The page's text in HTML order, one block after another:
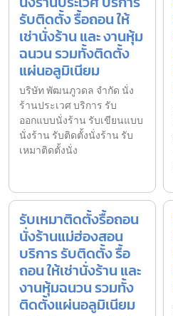
รับติดตั้ง รื้อถอน ให้
เช่านั่งร้าน และ งานหุ้ม
ฉนวน รวมทั้งติดตั้ง
แผ่นอลูมิเนียม
บริษัท พัฒนภูวดล จำกัด นั่ง
ร้านประเวศ บริการ รับ
ออกแบบนั่งร้าน รับเขียนแบบ
นั่งร้าน รับติดตั้งนั่งร้าน รับ
เหมาติดตั้งนั่ง
รับเหมาติดตั้งรื้อถอน
นั่งร้านแม่ฮ่องสอน
บริการ รับติดตั้ง รื้อ
ถอน ให้เช่านั่งร้าน และ
งานหุ้มฉนวน รวมทั้ง
ติดตั้งแผ่นอลูมิเนียม